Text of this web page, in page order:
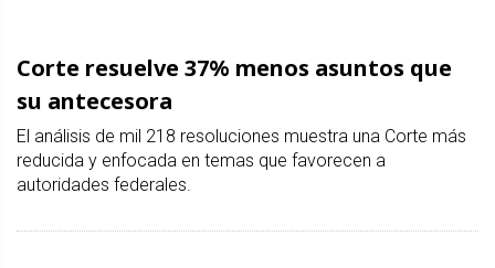
Corte resuelve 37% menos asuntos que
su antecesora
El análisis de mil 218 resoluciones muestra una Corte más
reducida y enfocada en temas que favorecen a
autoridades federales.